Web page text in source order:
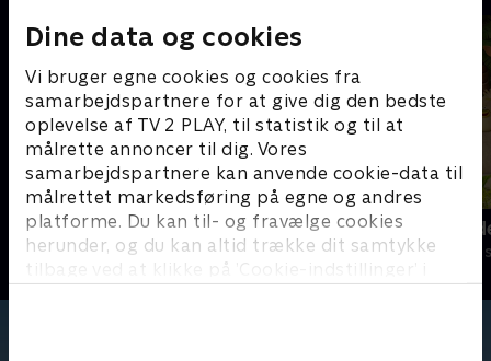
Dine data og cookies
Vi bruger egne cookies og cookies fra
samarbejdspartnere for at give dig den bedste
oplevelse af TV 2 PLAY, til statistik og til at
målrette annoncer til dig. Vores
samarbejdspartnere kan anvende cookie-data til
målrettet markedsføring på egne og andres
platforme. Du kan til- og fravælge cookies
herunder, og du kan altid trække dit samtykke
tilbage ved at klikke på ’Cookie-indstillinger’ i
Gurli Gris
Børneserier • 4 sæsoner
Jungle
Børneserier • 2